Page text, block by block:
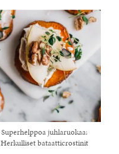
Superhelppoa juhlaruokaa:
Herkulliset bataatticrostinit